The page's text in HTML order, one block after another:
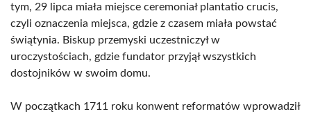
tym, 29 lipca miała miejsce ceremoniał plantatio crucis,
czyli oznaczenia miejsca, gdzie z czasem miała powstać
świątynia. Biskup przemyski uczestniczył w
uroczystościach, gdzie fundator przyjął wszystkich
dostojników w swoim domu.
W początkach 1711 roku konwent reformatów wprowadził